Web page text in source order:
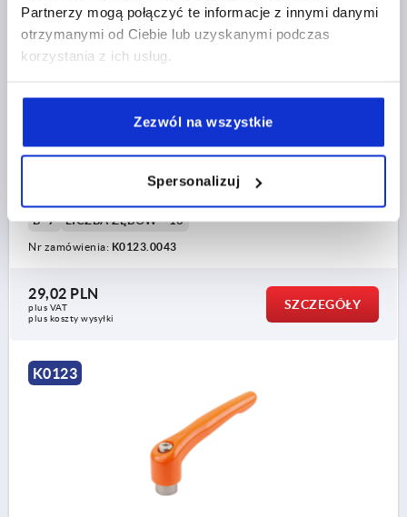
Partnerzy mogą połączyć te informacje z innymi danymi
otrzymanymi od Ciebie lub uzyskanymi podczas
korzystania z ich usług.
Zezwól na wszystkie
Spersonalizuj
REKOJESC NASTAWNA RO.0 M04, CYNK SREBRNY
METALICZNY POWLECZONY SZTUCZNYM, KOMP:STAL
NIERDZEWNA Z POLYSKIEM
ROZMIAR=0
D2=14
H=24,5 H1=4
H2=14,5
WYSOKOŚĆ RĘKOJEŚCI=30
H4=33
B=7
LICZBA ZĘBÓW =16
Nr zamówienia: K0123.0043
29,02 PLN
plus VAT
plus koszty wysyłki
SZCZEGÓŁY
K0123